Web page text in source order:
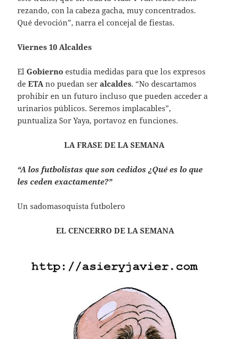
rezando, con la cabeza gacha, muy concentrados.
Qué devoción”, narra el concejal de fiestas.
Viernes 10 Alcaldes
ElGobierno estudia medidas para que los expresos
de ETA no puedan seralcaldes. “No descartamos
prohibir en un futuro incluso que pueden acceder a
urinarios públicos. Seremos implacables”,
puntualiza Sor Yaya, portavoz en funciones.
LA FRASE DE LA SEMANA
“A los futbolistas que son cedidos ¿Qué es lo que
les ceden exactamente?”
Un sadomasoquista futbolero
EL CENCERRO DE LA SEMANA